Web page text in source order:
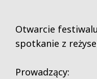
Otwarcie
spotkanie z
Prowadzący: